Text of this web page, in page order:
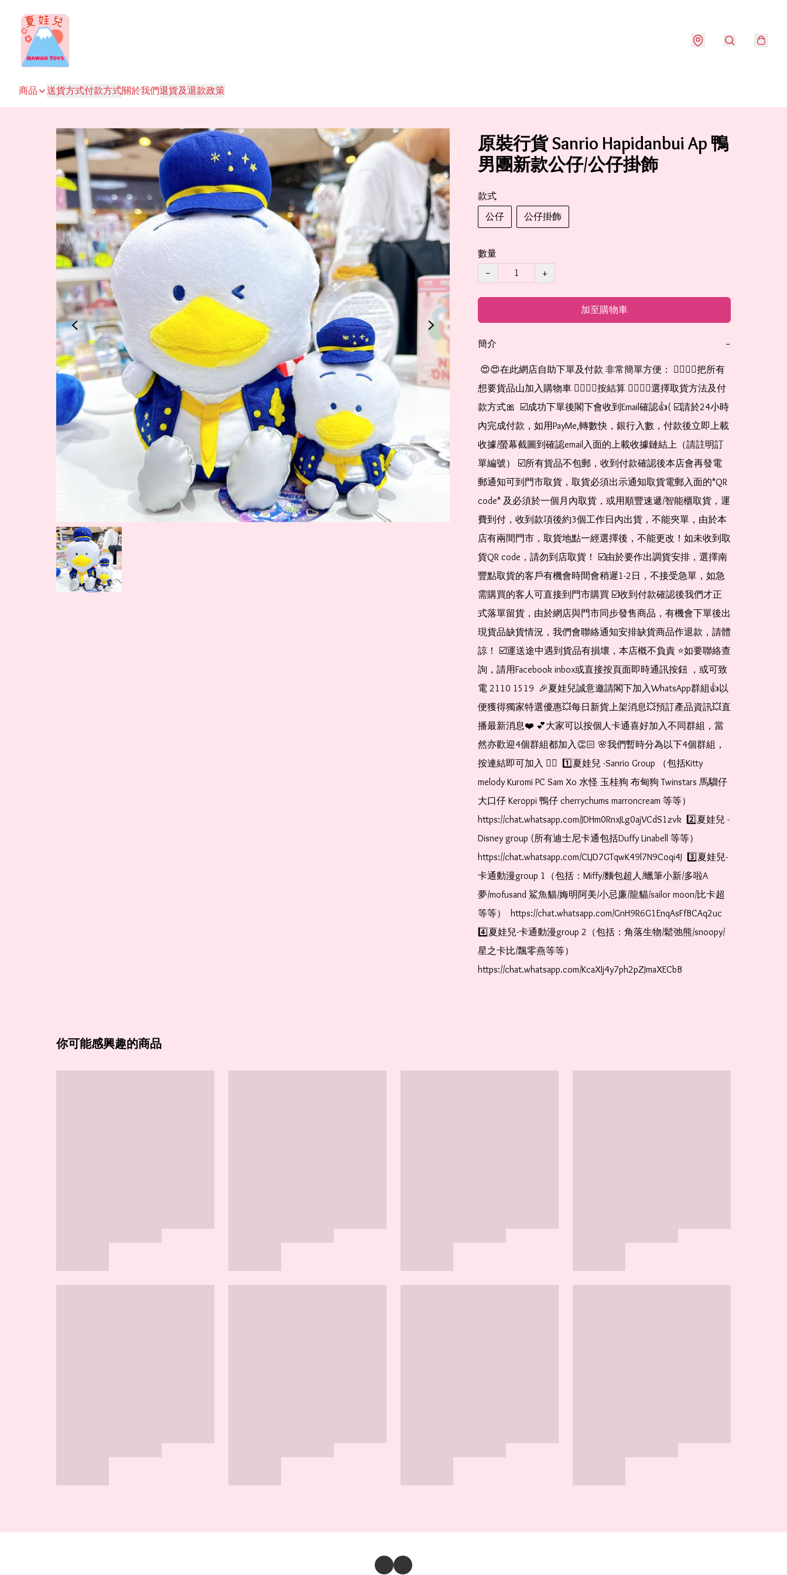
商品 送貨方式付款方式關於我們退貨及退款政策
原裝行貨 Sanrio Hapidanbui Ap 鴨
男團新款公仔/公仔掛飾
款式
公仔
公仔掛飾
數量
−
+
加至購物車
簡介 −
想要貨品山加入購物車 👉🏻👉🏻按結算 👉🏻👉🏻選擇取貨方法及付
款方式🎀  ☑️成功下單後閣下會收到Email確認👍( ☑️請於24小時
內完成付款，如用PayMe,轉數快，銀行入數，付款後立即上載
收據/螢幕截圖到確認email入面的上載收據鏈結上（請註明訂
單編號） ☑️所有貨品不包郵，收到付款確認後本店會再發電
郵通知可到門市取貨，取貨必須出示通知取貨電郵入面的*QR
code* 及必須於一個月內取貨，或用順豐速遞/智能櫃取貨，運
費到付，收到款項後約3個工作日內出貨，不能夾單，由於本
店有兩間門市，取貨地點一經選擇後，不能更改！如未收到取
貨QR code，請勿到店取貨！ ☑️由於要作出調貨安排，選擇南
豐點取貨的客戶有機會時間會稍遲1-2日，不接受急單，如急
需購買的客人可直接到門市購買 ☑️收到付款確認後我們才正
式落單留貨，由於網店與門市同步發售商品，有機會下單後出
現貨品缺貨情況，我們會聯絡通知安排缺貨商品作退款，請體
諒！ ☑️運送途中遇到貨品有損壞，本店概不負責 ⭐️如要聯絡查
詢，請用Facebook inbox或直接按頁面即時通訊按鈕 ，或可致
電 2110 1519  🎉夏娃兒誠意邀請閣下加入WhatsApp群組👍以
便獲得獨家特選優惠💥每日新貨上架消息💥預訂產品資訊💥直
播最新消息❤️ 💕大家可以按個人卡通喜好加入不同群組，當
然亦歡迎4個群組都加入👏🏻 🌸我們暫時分為以下4個群組，
按連結即可加入 👇🏻  1️⃣夏娃兒 -Sanrio Group （包括Kitty
melody Kuromi PC Sam Xo 水怪 玉桂狗 布甸狗 Twinstars 馬騮仔
大口仔 Keroppi 鴨仔 cherrychums marroncream 等等）
https://chat.whatsapp.com/JDHm0RnxJLg0ajVCdS1zvk  2️⃣夏娃兒 -
Disney group (所有迪士尼卡通包括Duffy Linabell 等等）
https://chat.whatsapp.com/CLJD7GTqwK49l7N9Coqi4J  3️⃣夏娃兒-
卡通動漫group 1（包括：Miffy/麵包超人/蠟筆小新/多啦A
夢/mofusand 鯊魚貓/娒明阿美/小忌廉/龍貓/sailor moon/比卡超
等等）  https://chat.whatsapp.com/GnH9R6G1EnqAsFfBCAq2uc
4️⃣夏娃兒-卡通動漫group 2（包括：角落生物/鬆弛熊/snoopy/
星之卡比/飄零燕等等）
https://chat.whatsapp.com/KcaXIj4y7ph2pZJmaXECbB
你可能感興趣的商品